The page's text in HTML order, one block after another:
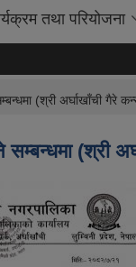
तथा परियोजना
(श्री अर्घाखाँची गैरे
(श्री